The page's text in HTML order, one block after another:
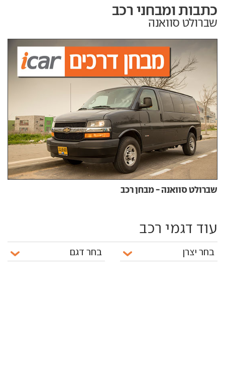
כתבות ומבחני רכב
שברולט סוואנה
שברולט סוואנה - מבחן רכב
עוד דגמי רכב